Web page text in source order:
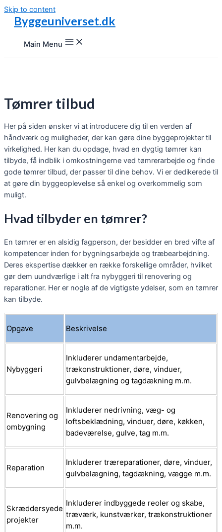
Skip to content
Byggeuniverset.dk
Main Menu
Tømrer tilbud
Her på siden ønsker vi at introducere dig til en verden af
håndværk og muligheder, der kan gøre dine byggeprojekter til
virkelighed. Her kan du opdage, hvad en dygtig tømrer kan
tilbyde, få indblik i omkostningerne ved tømrerarbejde og finde
gode tømrer tilbud, der passer til dine behov. Vi er dedikerede til
at gøre din byggeoplevelse så enkel og overkommelig som
muligt.
Hvad tilbyder en tømrer?
En tømrer er en alsidig fagperson, der besidder en bred vifte af
kompetencer inden for bygningsarbejde og træbearbejdning.
Deres ekspertise dækker en række forskellige områder, hvilket
gør dem uundværlige i alt fra nybyggeri til renovering og
reparationer. Her er nogle af de vigtigste ydelser, som en tømrer
kan tilbyde.
Opgave Beskrivelse
Nybyggeri
Inkluderer undamentarbejde,
trækonstruktioner, døre, vinduer,
gulvbelægning og tagdækning m.m.
Renovering og
ombygning
Inkluderer nedrivning, væg- og
loftsbeklædning, vinduer, døre, køkken,
badeværelse, gulve, tag m.m.
Reparation
Inkluderer træreparationer, døre, vinduer,
gulvbelægning, tagdækning, vægge m.m.
Skræddersyede
projekter
Inkluderer indbyggede reoler og skabe,
træværk, kunstværker, trækonstruktioner
m.m.